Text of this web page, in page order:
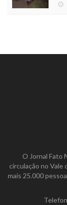
O Jornal Fato
circulação no Vale
mais 25.000